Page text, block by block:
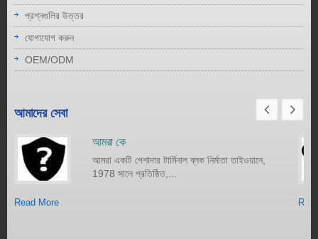
প্রশ্নগুলির উত্তর
যোগাযোগ করুন
OEM/ODM
আমাদের সেবা
আমরা কে
আমরা একটি পেশাদার টার্মিনাল ব্লক নির্মাতা তাইওয়ানে,
1978 সালে প্রতিষ্ঠিত,...
Read More